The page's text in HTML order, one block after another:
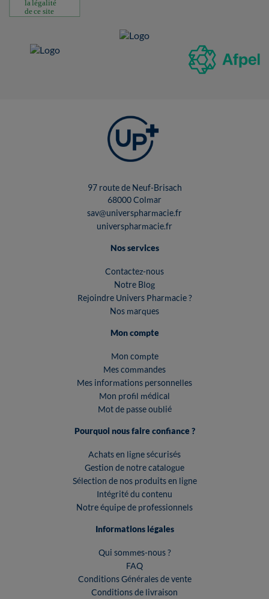
97 route de Neuf-Brisach
68000 Colmar
sav@universpharmacie.fr
universpharmacie.fr
Nos services
Contactez-nous
Notre Blog
Rejoindre Univers Pharmacie ?
Nos marques
Mon compte
Mon compte
Mes commandes
Mes informations personnelles
Mon profil médical
Mot de passe oublié
Pourquoi nous faire confiance ?
Achats en ligne sécurisés
Gestion de notre catalogue
Sélection de nos produits en ligne
Intégrité du contenu
Notre équipe de professionnels
Informations légales
Qui sommes-nous ?
FAQ
Conditions Générales de vente
Conditions de livraison